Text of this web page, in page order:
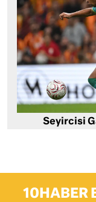
Seyircisi
10HABER